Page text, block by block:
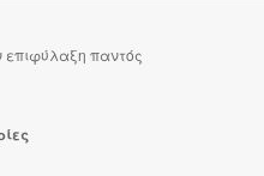
επιφύλαξη παντός